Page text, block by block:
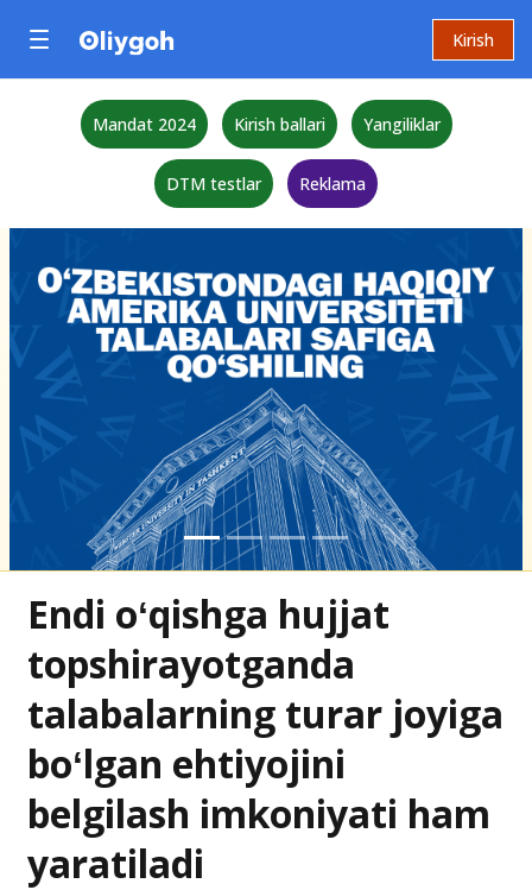
Kirish
Mandat 2024 Kirish ballari Yangiliklar
DTM testlar Reklama
Endi oʻqishga hujjat
topshirayotganda
talabalarning turar joyiga
boʻlgan ehtiyojini
belgilash imkoniyati ham
yaratiladi